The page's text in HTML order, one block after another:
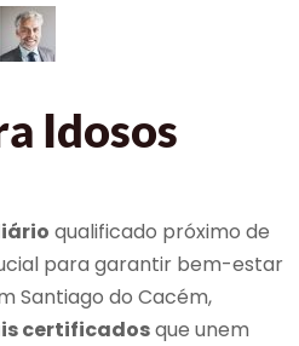
Idosos
qualificado próximo de
para garantir bem-estar
Santiago do Cacém,
certificadosque unem